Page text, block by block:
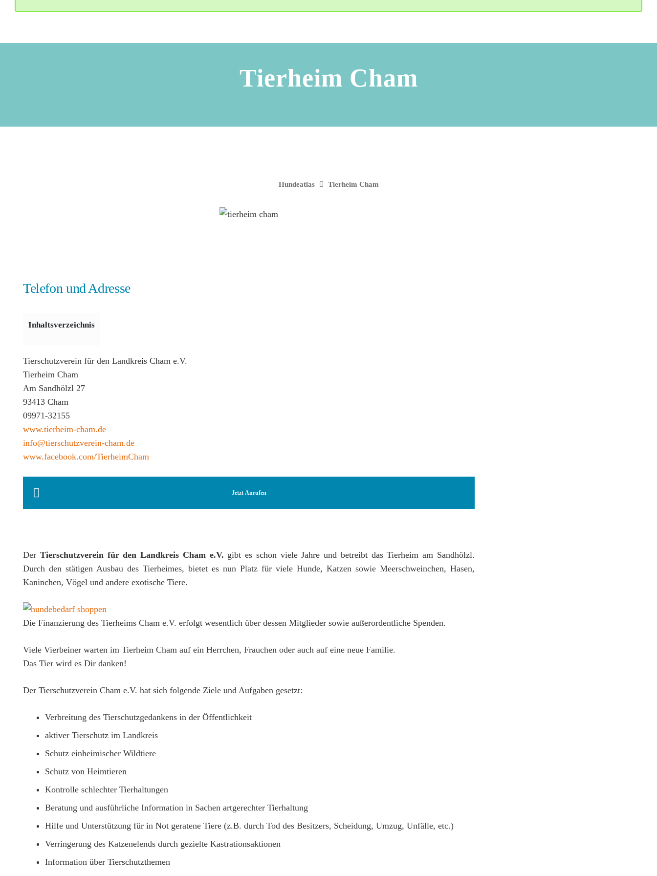
Tierheim Cham
Hundeatlas Tierheim Cham
Telefon und Adresse
Inhaltsverzeichnis
Tierschutzverein für den Landkreis Cham e.V.
Tierheim Cham
Am Sandhölzl 27
93413 Cham
09971-32155
www.tierheim-cham.de
info@tierschutzverein-cham.de
www.facebook.com/TierheimCham
Jetzt Anrufen
Der Tierschutzverein für den Landkreis Cham e.V. gibt es schon viele Jahre und betreibt das Tierheim am Sandhölzl.
Durch den stätigen Ausbau des Tierheimes, bietet es nun Platz für viele Hunde, Katzen sowie Meerschweinchen, Hasen,
Kaninchen, Vögel und andere exotische Tiere.
Die Finanzierung des Tierheims Cham e.V. erfolgt wesentlich über dessen Mitglieder sowie außerordentliche Spenden.
Viele Vierbeiner warten im Tierheim Cham auf ein Herrchen, Frauchen oder auch auf eine neue Familie.
Das Tier wird es Dir danken!
Der Tierschutzverein Cham e.V. hat sich folgende Ziele und Aufgaben gesetzt:
Verbreitung des Tierschutzgedankens in der Öffentlichkeit
aktiver Tierschutz im Landkreis
Schutz einheimischer Wildtiere
Schutz von Heimtieren
Kontrolle schlechter Tierhaltungen
Beratung und ausführliche Information in Sachen artgerechter Tierhaltung
Hilfe und Unterstützung für in Not geratene Tiere (z.B. durch Tod des Besitzers, Scheidung, Umzug, Unfälle, etc.)
Verringerung des Katzenelends durch gezielte Kastrationsaktionen
Information über Tierschutzthemen